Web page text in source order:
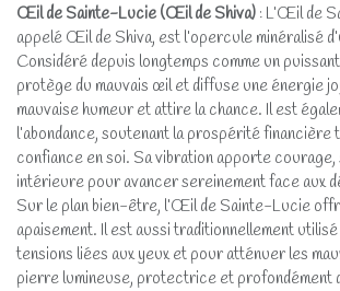
Œil de Sainte-Lucie (Œil de Shiva) : L’Œil de
appelé Œil de Shiva, est l’opercule minéralisé
Considéré depuis longtemps comme un
protège du mauvais œil et diffuse une énergie
mauvaise humeur et attire la chance. Il est
l’abondance, soutenant la prospérité
confiance en soi. Sa vibration apporte
intérieure pour avancer sereinement face aux
Sur le plan bien-être, l’Œil de Sainte-Lucie
apaisement. Il est aussi traditionnellement
tensions liées aux yeux et pour atténuer les
pierre lumineuse, protectrice et profondément